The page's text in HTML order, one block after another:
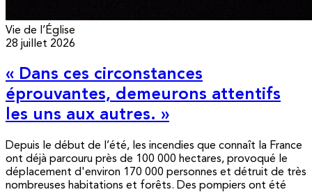
Vie de l’Église
28 juillet 2026
« Dans ces circonstances
éprouvantes, demeurons attentifs
les uns aux autres. »
Depuis le début de l’été, les incendies que connaît la France
ont déjà parcouru près de 100 000 hectares, provoqué le
déplacement d'environ 170 000 personnes et détruit de très
nombreuses habitations et forêts. Des pompiers ont été